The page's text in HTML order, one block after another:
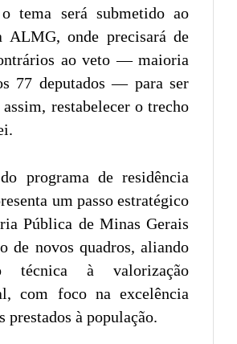
o tema será submetido ao
ALMG, onde precisará de
ao veto — maioria
77 deputados — para ser
restabelecer o trecho
programa de residência
um passo estratégico
Pública de Minas Gerais
de novos quadros, aliando
técnica à valorização
com foco na excelência
prestados à população.